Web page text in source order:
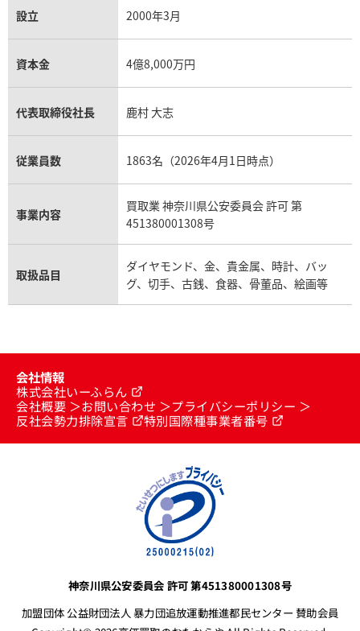
設立 2000年3月
資本金 4億8,000万円
代表取締役社長 鹿村 大志
従業員数 1863名（2026年4月1日時点）
事業内容
買取業 神奈川県公安委員会 許可 第
451380001308号
取扱品目
ダイヤモンド、金、貴金属、時計、バッ
グ、切手、古銭、食器、骨董品、絵画等
会社情報
株式会社いーふらん
会社概要
お問い合わせ
プライバシーポリシー
反社会勢力排除宣言
特別国際種事業者番号
神奈川県公安委員会 許可 第451380001308号
加盟団体 公益財団法人 暴力団追放運動推進都民センター 賛助会員